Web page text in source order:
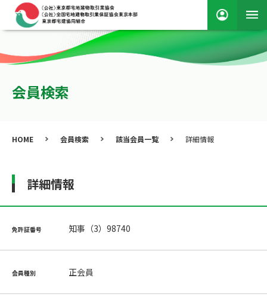
会員検索
HOME 会員検索 該当会員一覧 詳細情報
詳細情報
免許証番号 知事（3）98740
会員種別 正会員